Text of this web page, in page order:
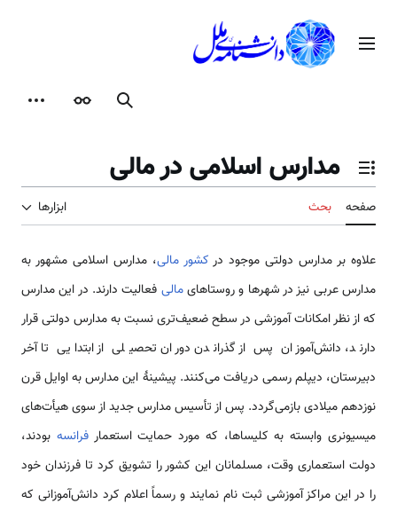
محتوامنوی اصلی
جستجوظاهر
تغییر وضعیت فهرست محتویات
مدارس اسلامی در مالی
صفحه بحث ابزارها
علاوه بر مدارس دولتی موجود در کشور مالی، مدارس اسلامی ‌مشهور به
مدارس عربی نیز در شهرها و روستاهایمالی فعالیت دارند. در این مدارس
که از نظر امکانات آموزشی در سطح ضعیف‌تری نسبت به مدارس دولتی قرار
دارند، دانش‌آموزان پس از گذراندن دوران تحصیلی از ابتدایی تا آخر
دبیرستان، دیپلم رسمی‌ دریافت می‌کنند. پیشینۀ این مدارس به اوایل قرن
نوزدهم میلادی بازمی‌گردد. پس از تأسیس مدارس جدید از سوی هيأت‌های
میسیونری وابسته به کلیساها، که مورد حمایت استعمارفرانسه بودند،
دولت استعماری وقت، مسلمانان این کشور را تشویق کرد تا فرزندان خود
را در این مراکز آموزشی ثبت نام نمایند و رسماً اعلام کرد دانش‌آموزانی که